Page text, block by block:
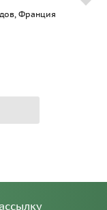
Франция